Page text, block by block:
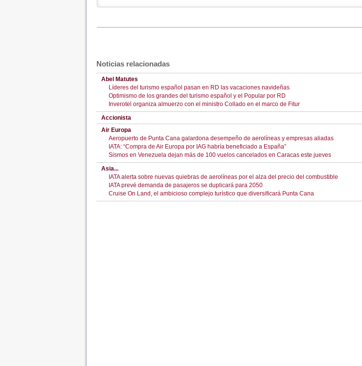
Noticias relacionadas
Abel Matutes
Líderes del turismo español pasan en RD las vacaciones navideñas
Optimismo de los grandes del turismo español y el Popular por RD
Inverotel organiza almuerzo con el ministro Collado en el marco de Fitur
Accionista
Air Europa
Aeropuerto de Punta Cana galardona desempeño de aerolíneas y empresas aliadas
IATA: “Compra de Air Europa por IAG habría beneficiado a España”
Sismos en Venezuela dejan más de 100 vuelos cancelados en Caracas este jueves
Asia...
IATA alerta sobre nuevas quiebras de aerolíneas por el alza del precio del combustible
IATA prevé demanda de pasajeros se duplicará para 2050
Cruise On Land, el ambicioso complejo turístico que diversificará Punta Cana